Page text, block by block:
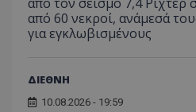
από 60 νεκροί, ανάμεσά
για εγκλωβισμένους
ΔΙΕΘΝΗ
10.08.2026 - 19:59